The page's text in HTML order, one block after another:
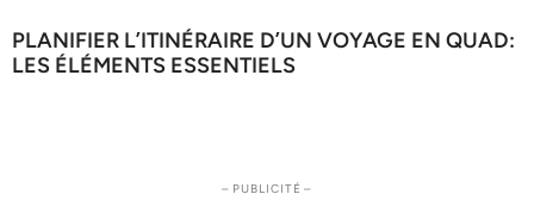
PLANIFIER L’ITINÉRAIRE D’UN VOYAGE EN QUAD:
LES ÉLÉMENTS ESSENTIELS
– PUBLICITÉ –